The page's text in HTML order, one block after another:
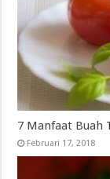
7 Manfaat Buah
Februari 17, 2018